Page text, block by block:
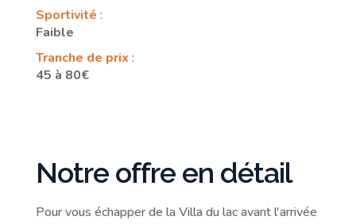
Sportivité :
Faible
Tranche de prix :
45 à 80€
Notre offre en détail
Pour vous échapper de la Villa du lac avant l'arrivée